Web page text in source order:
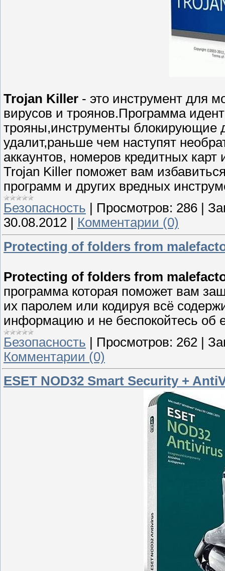
Trojan Killer - это инструмент для
вирусов и троянов.Программа
трояны,инструменты блокирующие
удалит,раньше чем наступят
аккаунтов, номеров кредитных
Trojan Killer поможет вам
программ и других вредных
Безопасность
Просмотров: 286
30.08.2012
Комментарии (0)
Protecting of folders from
Protecting of folders from
программа которая поможет вам
их паролем или кодируя всё
информацию и не беспокойтесь об
Безопасность
Просмотров: 262
Комментарии (0)
ESET NOD32 Smart Security +